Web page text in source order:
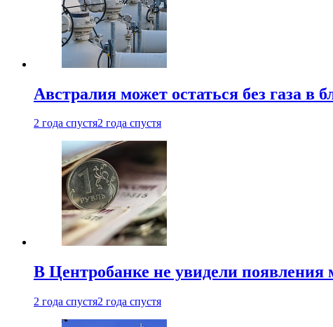
Австралия может остаться без газа в
2 года спустя2 года спустя
В Центробанке не увидели появления
2 года спустя2 года спустя